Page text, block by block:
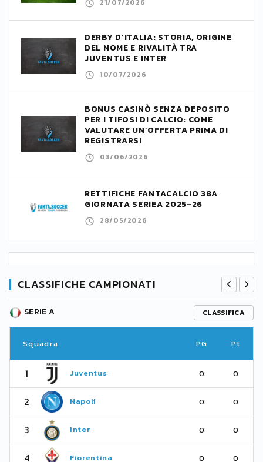
21/07/2026
DERBY D’ITALIA: STORIA, ORIGINE
DEL NOME E RIVALITÀ TRA
JUVENTUS E INTER
10/07/2026
BONUS CASINÒ SENZA DEPOSITO
PER I TIFOSI DI CALCIO: COME
VALUTARE UN’OFFERTA PRIMA DI
REGISTRARSI
03/06/2026
RETTIFICHE FANTACALCIO 38A
GIORNATA SERIEA 2025-26
28/05/2026
CLASSIFICHE CAMPIONATI
SERIE A CLASSIFICA
Squadra PG Pt
1 Juventus 0 0
2 Napoli 0 0
3 Inter 0 0
4 Fiorentina 0 0